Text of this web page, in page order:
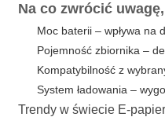
Na co zwrócić
Moc baterii – wpływa na
Pojemność zbiornika –
Kompatybilność z
System ładowania –
Trendy w świecie E-